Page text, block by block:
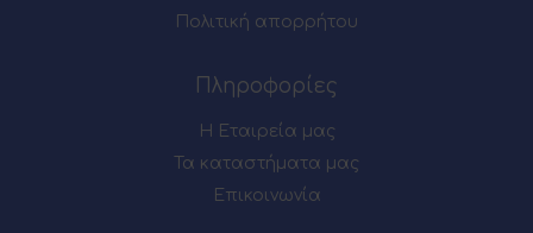
Πολιτική απορρήτου
Πληροφορίες
Η Εταιρεία μας
Τα καταστήματα μας
Επικοινωνία